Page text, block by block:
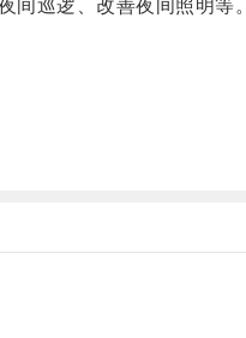
巡逻、改善夜间照明等。